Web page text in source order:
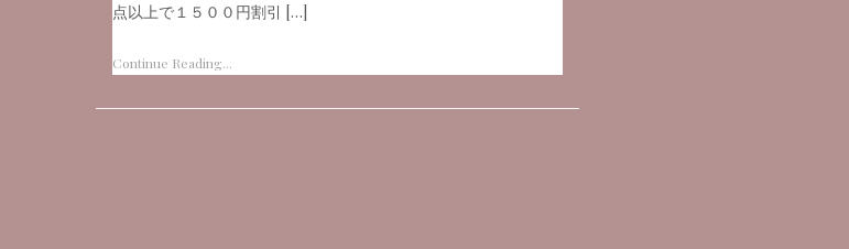
点以上で１５００円割引 […]
Continue Reading...